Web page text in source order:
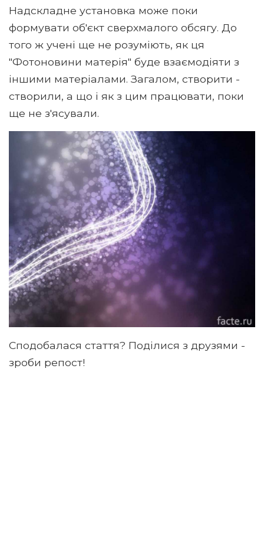
Надскладне установка може поки
формувати об'єкт сверхмалого обсягу. До
того ж учені ще не розуміють, як ця
"Фотоновини матерія" буде взаємодіяти з
іншими матеріалами. Загалом, створити -
створили, а що і як з цим працювати, поки
ще не з'ясували.
Сподобалася стаття? Поділися з друзями -
зроби репост!